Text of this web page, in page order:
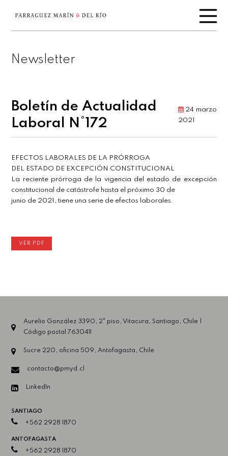
Newsletter
Boletín de Actualidad
Laboral N°172
24 marzo
2021
EFECTOS LABORALES DE LA PRÓRROGA
DEL ESTADO DE EXCEPCIÓN CONSTITUCIONAL
La reciente prórroga de la vigencia del estado de excepción
constitucional de catástrofe hasta el próximo 30 de
junio de 2021, tiene una serie de efectos laborales.
VER PDF
Aurelio González 3390, 2° piso, Vitacura, Santiago, Chile |
Código postal 7630411
Sucre 220, oficina 509, Antofagasta, Chile
contacto@pmyd.cl
LinkedIn
SANTIAGO
+562 2928 1870
ANTOFAGASTA
+562 2928 1870